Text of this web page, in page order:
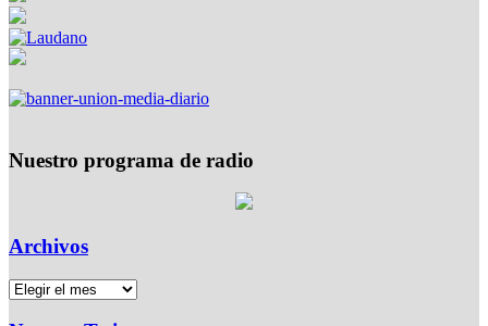
Nuestro programa de radio
Archivos